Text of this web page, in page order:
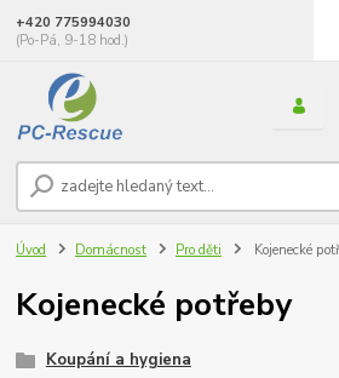
+420 775994030
(Po-Pá, 9-18 hod.)
Úvod Domácnost Pro děti Kojenecké
Kojenecké potřeby
Koupání a hygiena